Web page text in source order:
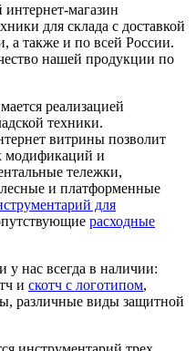
магазин
для склада с доставкой
а также и по всей России.
нашей продукции по
реализацией
техники.
витрины позволит
модификаций и
тележки,
и платформенные
для
расходные
нас всегда в наличии:
и скотч с логотипом,
различные виды защитной